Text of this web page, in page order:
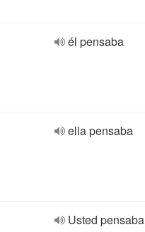
él pensaba
ella pensaba
Usted pensaba